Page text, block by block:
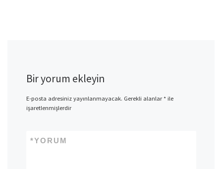
Bir yorum ekleyin
E-posta adresiniz yayınlanmayacak. Gerekli alanlar*ile
işaretlenmişlerdir
YORUM
*